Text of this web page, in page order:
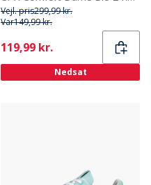
Vejl. pris299,99 kr.
Var149,99 kr.
Current
119,99 kr.
Nedsat